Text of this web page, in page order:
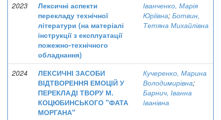
2023
Лексичні аспекти
перекладу технічної
літератури (на матеріалі
інструкції з експлуатації
пожежно-технічного
обладнання)
Іванченко, Марія
Юріївна; Ботвин,
Тетяна Михайлівна
2024
ЛЕКСИЧНІ ЗАСОБИ
ВІДТВОРЕННЯ ЕМОЦІЙ У
ПЕРЕКЛАДІ ТВОРУ М.
КОЦЮБИНСЬКОГО "ФАТА
МОРГАНА"
Кучеренко, Марина
Володимирівна;
Барнич, Іванна
Іванівна